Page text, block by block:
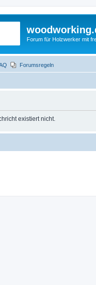
Forum für Holzwerker mit
Forumsregeln
existiert nicht.